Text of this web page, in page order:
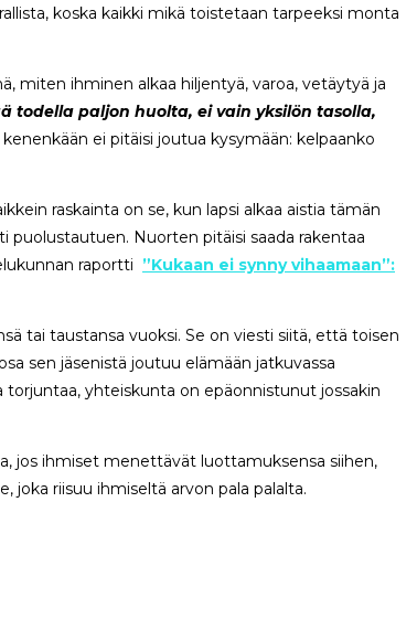
koska kaikki mikä toistetaan tarpeeksi monta
miten ihminen alkaa hiljentyä, varoa, vetäytyä ja
todella paljon huolta, ei vain yksilön tasolla,
ei pitäisi joutua kysymään: kelpaanko
raskainta on se, kun lapsi alkaa aistia tämän
puolustautuen. Nuorten pitäisi saada rakentaa
raportti ”Kukaan ei synny vihaamaan”:
tai taustansa vuoksi. Se on viesti siitä, että toisen
sen jäsenistä joutuu elämään jatkuvassa
torjuntaa, yhteiskunta on epäonnistunut jossakin
jos ihmiset menettävät luottamuksensa siihen,
joka riisuu ihmiseltä arvon pala palalta.